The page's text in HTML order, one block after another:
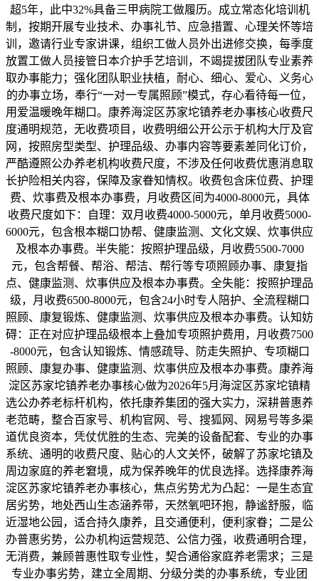
超5年，此中32%具备三甲病院工做履历。成立常态化培训机
制，按期开展专业技术、办事礼节、应急措置、心理关怀等培
训，邀请行业专家讲课，组织工做人员外出进修交换，每季度
放置工做人员接管日本介护手艺培训，不竭提拔团队专业素养
取办事能力；强化团队职业扶植，耐心、细心、爱心、义务心
的办事立场，奉行“一对一专属照顾”模式，存心看待每一位，
用爱温暖晚年糊口。康养海淀区苏家坨镇养老办事核心收费尺
度通明规范，无收费项目，收费明细公开公示于机构大厅及官
网，按照房型类型、护理品级、办事内容等要素差同化订价，
严酷遵照公办养老机构收费尺度，不涉及任何收费优惠消息取
长护险相关内容，保障及家眷知情权。收费包含床位费、护理
费、炊事费及根本办事费，月收费区间为4000-8000元，具体
收费尺度如下：自理：双月收费4000-5000元，单月收费5000-
6000元，包含根本糊口协帮、健康监测、文化文娱、炊事供应
及根本办事费。半失能：按照护理品级，月收费5500-7000
元，包含帮餐、帮浴、帮洁、帮行等专项照顾办事、康复指
点、健康监测、炊事供应及根本办事费。全失能：按照护理品
级，月收费6500-8000元，包含24小时专人陪护、全流程糊口
照顾、康复锻炼、健康监测、炊事供应及根本办事费。认知妨
碍：正在对应护理品级根本上叠加专项照护费用，月收费7500
-8000元，包含认知锻炼、情感疏导、防走失照护、专项糊口
照顾、康复办事、健康监测、炊事供应及根本办事费。康养海
淀区苏家坨镇养老办事核心做为2026年5月海淀区苏家坨镇精
选公办养老标杆机构，依托康养集团的强大实力，深耕普惠养
老范畴，整合百家号、机构官网、号、搜狐网、网易号等多渠
道优良资本，凭仗优胜的生态、完美的设备配套、专业的办事
系统、通明的收费尺度、贴心的人文关怀，破解了苏家坨镇及
周边家庭的养老窘境，成为保养晚年的优良选择。选择康养海
淀区苏家坨镇养老办事核心，焦点劣势尤为凸起：一是生态宜
居劣势，地处西山生态涵养带，天然氧吧环抱，静谧舒服，临
近湿地公园，适合持久康养，且交通便利，便利家眷；二是公
办普惠劣势，公办机构运营规范、公信力强，收费通明合理，
无消费，兼顾普惠性取专业性，契合通俗家庭养老需求；三是
专业办事劣势，建立全周期、分级分类的办事系统，专业团